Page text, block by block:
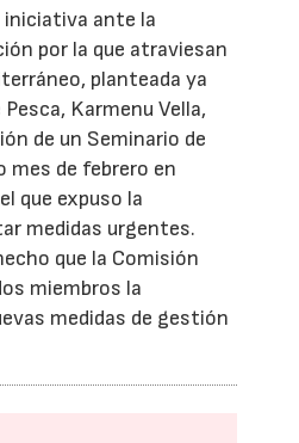
iniciativa ante la
por la que atraviesan
planteada ya
Karmenu Vella,
de un Seminario de
mes de febrero en
que expuso la
medidas urgentes.
que la Comisión
miembros la
medidas de gestión